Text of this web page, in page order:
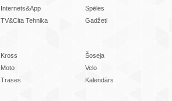
Internets&App
Spēles
TV&Cita Tehnika
Gadžeti
Kross
Šoseja
Moto
Velo
Trases Kalendārs